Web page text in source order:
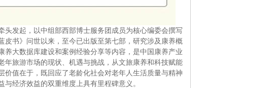
发起，以中组部西部博士服务团成员为核心编委会撰写
书》问世以来，至今已出版至第七部，研究涉及康养概
大数据库建设和案例经验分享等内容，是中国康养产业
旅游市场的现状、机遇与挑战，从文旅康养和科技赋能
值在于，既回应了老龄化社会对老年人生活质量与精神
经济效益的双重维度上具有里程碑意义。